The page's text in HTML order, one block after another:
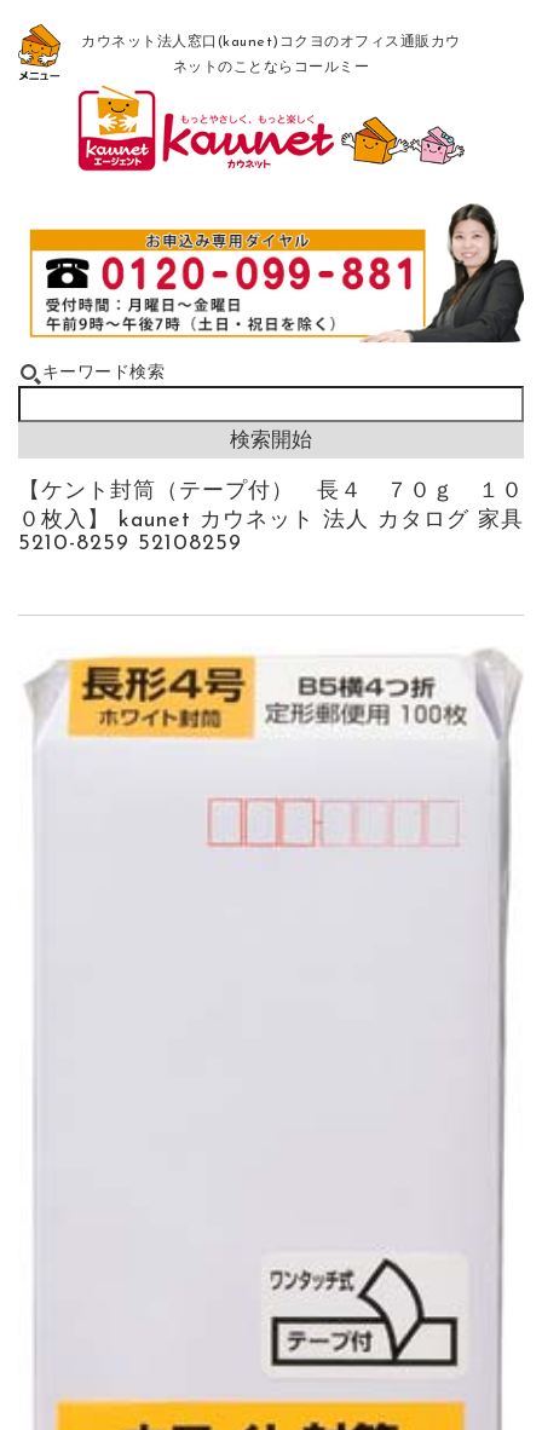
カウネット法人窓口(kaunet)コクヨのオフィス通販カウ
ネットのことならコールミー
キーワード検索
【ケント封筒（テープ付） 長４ ７０ｇ １０
０枚入】 kaunet カウネット 法人 カタログ 家具
5210-8259 52108259